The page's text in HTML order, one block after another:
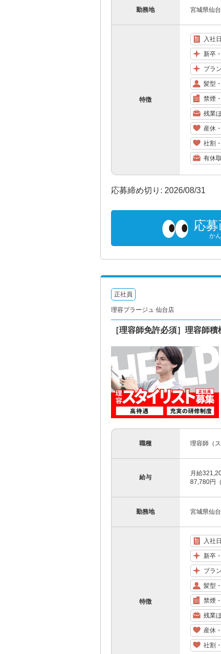
勤務地 宮城県仙
特徴
入社
新卒
ブラ
髪型
禁煙
残業
産休
社割
有休
応募締め切り: 2026/08/31
応
か
正社員
理容プラージュ 仙台店
［理容師免許必須］理容師
職種 理容師（
給与
月給
87,780円
勤務地 宮城県仙
特徴
入社
新卒
ブラ
髪型
禁煙
残業
産休
社割